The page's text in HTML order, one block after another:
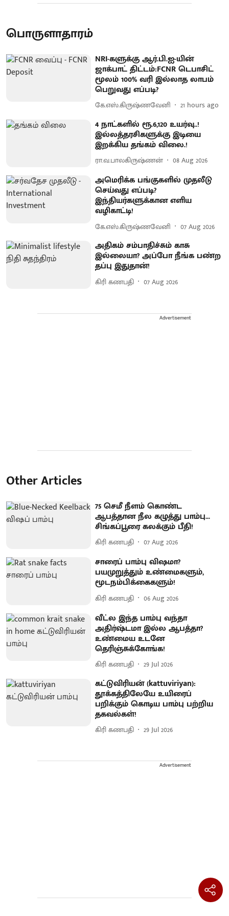
பொருளாதாரம்
NRI-களுக்கு ஆர்.பி.ஐ-யின்
ஜாக்பாட் திட்டம்:FCNR டெபாசிட்
மூலம் 100% வரி இல்லாத லாபம்
பெறுவது எப்படி?
கே.எஸ்.கிருஷ்ணவேனி 21 hours ago
4 நாட்களில் ரூ.6,120 உயர்வு..!
இல்லத்தரசிகளுக்கு இடியை
இறக்கிய தங்கம் விலை.!
ரா.வ.பாலகிருஷ்ணன் 08 Aug 2026
அமெரிக்க பங்குகளில் முதலீடு
செய்வது எப்படி?
இந்தியர்களுக்கான எளிய
வழிகாட்டி!
கே.எஸ்.கிருஷ்ணவேனி 07 Aug 2026
அதிகம் சம்பாதிச்சும் காசு
இல்லையா? அப்போ நீங்க பண்ற
தப்பு இதுதான்!
கிரி கணபதி 07 Aug 2026
Advertisement
Other Articles
75 செமீ நீளம் கொண்ட
ஆபத்தான நீல கழுத்து பாம்பு...
சிங்கப்பூரை கலக்கும் பீதி!
கிரி கணபதி 07 Aug 2026
சாரைப் பாம்பு விஷமா?
பயமுறுத்தும் உண்மைகளும்,
மூடநம்பிக்கைகளும்!
கிரி கணபதி 06 Aug 2026
வீட்ல இந்த பாம்பு வந்தா
அதிர்ஷ்டமா இல்ல ஆபத்தா?
உண்மைய உடனே
தெரிஞ்சுக்கோங்க!
கிரி கணபதி 29 Jul 2026
கட்டுவிரியன் (kattuviriyan):
தூக்கத்திலேயே உயிரைப்
பறிக்கும் கொடிய பாம்பு பற்றிய
தகவல்கள்!
கிரி கணபதி 29 Jul 2026
Advertisement